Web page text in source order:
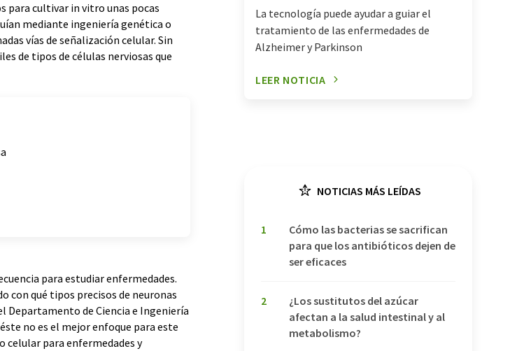
para cultivar in vitro unas pocas
mediante ingeniería genética o
vías de señalización celular. Sin
de tipos de células nerviosas que
para estudiar enfermedades.
con qué tipos precisos de neuronas
de Ciencia e Ingeniería
no es el mejor enfoque para este
celular para enfermedades y
La tecnología puede ayudar a guiar el
tratamiento de las enfermedades de
Alzheimer y Parkinson
LEER NOTICIA
NOTICIAS MÁS LEÍDAS
1
Cómo las bacterias se sacrifican
para que los antibióticos dejen de
ser eficaces
2
¿Los sustitutos del azúcar
afectan a la salud intestinal y al
metabolismo?